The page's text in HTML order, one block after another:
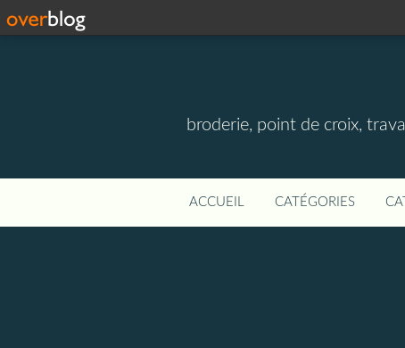
broderie, point de croix,
ACCUEIL CATÉGORIES